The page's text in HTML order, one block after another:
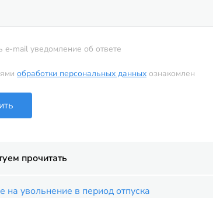
e-mail уведомление об ответе
обработки персональных данных ознакомлен
прочитать
на увольнение в период отпуска